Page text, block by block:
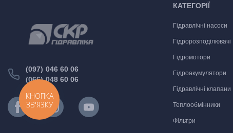
(097) 046 60 06
(066) 048 60 06
КАТЕГОРІЇ
Гідравлічні насоси
Гідророзподілювачі
Гідромотори
Гідроакумулятори
Гідравлічні клапани
Теплообмінники
Фільтри
КНОПКА
ЗВ'ЯЗКУ